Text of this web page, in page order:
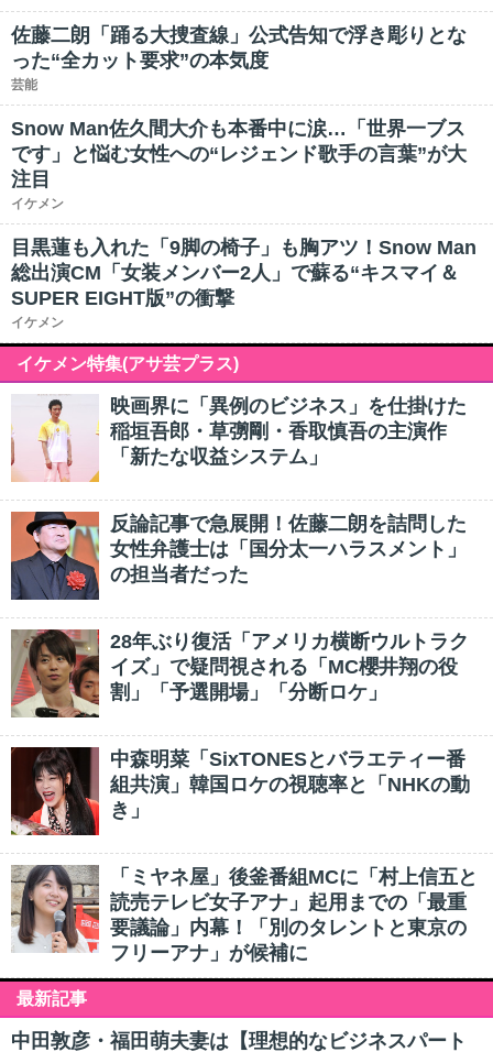
佐藤二朗「踊る大捜査線」公式告知で浮き彫りとな
った“全カット要求”の本気度
芸能
Snow Man佐久間大介も本番中に涙…「世界一ブス
です」と悩む女性への“レジェンド歌手の言葉”が大
注目
イケメン
目黒蓮も入れた「9脚の椅子」も胸アツ！Snow Man
総出演CM「女装メンバー2人」で蘇る“キスマイ＆
SUPER EIGHT版”の衝撃
イケメン
イケメン特集(アサ芸プラス)
映画界に「異例のビジネス」を仕掛けた
稲垣吾郎・草彅剛・香取慎吾の主演作
「新たな収益システム」
反論記事で急展開！佐藤二朗を詰問した
女性弁護士は「国分太一ハラスメント」
の担当者だった
28年ぶり復活「アメリカ横断ウルトラク
イズ」で疑問視される「MC櫻井翔の役
割」「予選開場」「分断ロケ」
中森明菜「SixTONESとバラエティー番
組共演」韓国ロケの視聴率と「NHKの動
き」
「ミヤネ屋」後釜番組MCに「村上信五と
読売テレビ女子アナ」起用までの「最重
要議論」内幕！「別のタレントと東京の
フリーアナ」が候補に
最新記事
中田敦彦・福田萌夫妻は【理想的なビジネスパート